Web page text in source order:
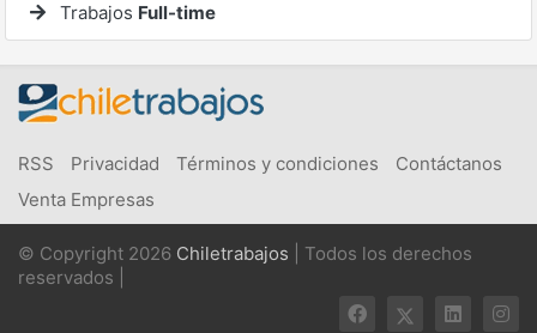
Trabajos Full-time
RSS Privacidad Términos y condiciones
Contáctanos
Venta Empresas
© Copyright 2026 Chiletrabajos | Todos los derechos
reservados |